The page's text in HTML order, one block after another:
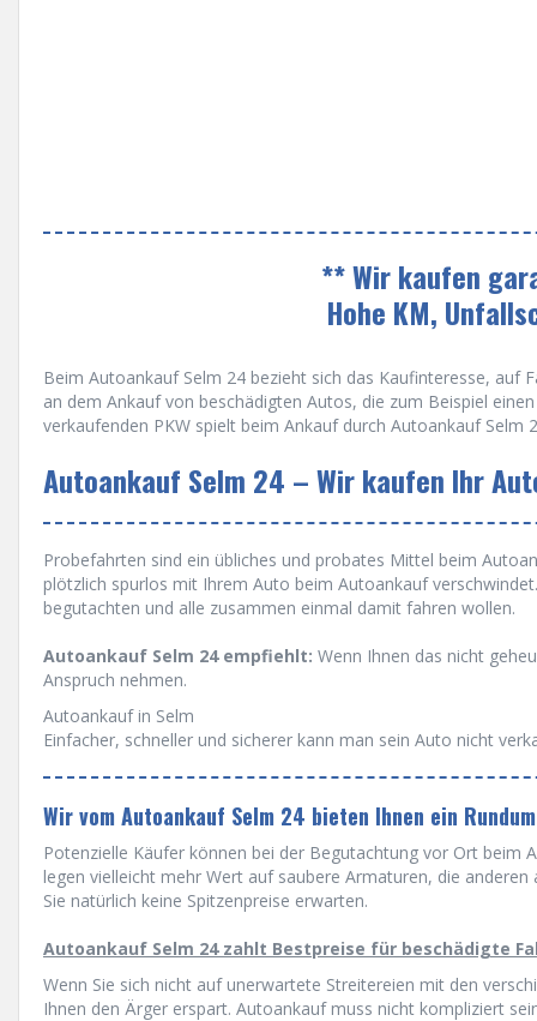
** Wir kaufen
Hohe KM,
Beim Autoankauf Selm 24 bezieht sich das Kaufinteresse, auf
an dem Ankauf von beschädigten Autos, die zum Beispiel
verkaufenden PKW spielt beim Ankauf durch Autoankauf Selm
Autoankauf Selm 24 – Wir kaufen Ihr
Probefahrten sind ein übliches und probates Mittel beim
plötzlich spurlos mit Ihrem Auto beim Autoankauf
begutachten und alle zusammen einmal damit fahren wollen.
Autoankauf Selm 24 empfiehlt: Wenn Ihnen das nicht
Anspruch nehmen.
Autoankauf in Selm
Einfacher, schneller und sicherer kann man sein Auto nicht
Wir vom Autoankauf Selm 24 bieten Ihnen ein
Potenzielle Käufer können bei der Begutachtung vor Ort beim
legen vielleicht mehr Wert auf saubere Armaturen, die
Sie natürlich keine Spitzenpreise erwarten.
Autoankauf Selm 24 zahlt Bestpreise für beschädigte
Wenn Sie sich nicht auf unerwartete Streitereien mit den
Ihnen den Ärger erspart. Autoankauf muss nicht kompliziert